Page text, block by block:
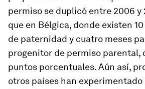
permiso se duplicó entre 2006 y
que en Bélgica, donde existen
de paternidad y cuatro meses
progenitor de permiso parental,
puntos porcentuales. Aún así,
otros países han experimentado